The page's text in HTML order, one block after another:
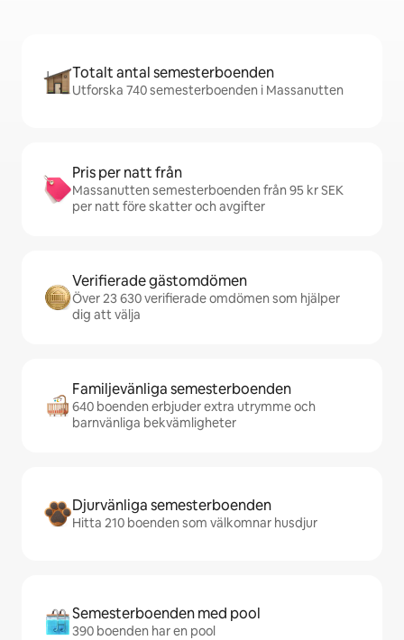
Totalt antal semesterboenden
Utforska 740 semesterboenden i Massanutten
Pris per natt från
Massanutten semesterboenden från 95 kr SEK
per natt före skatter och avgifter
Verifierade gästomdömen
Över 23 630 verifierade omdömen som hjälper
dig att välja
Familjevänliga semesterboenden
640 boenden erbjuder extra utrymme och
barnvänliga bekvämligheter
Djurvänliga semesterboenden
Hitta 210 boenden som välkomnar husdjur
Semesterboenden med pool
390 boenden har en pool